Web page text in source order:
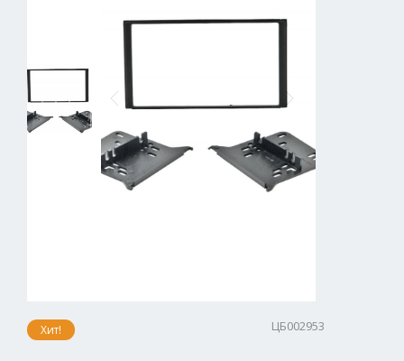
Хит! ЦБ002953